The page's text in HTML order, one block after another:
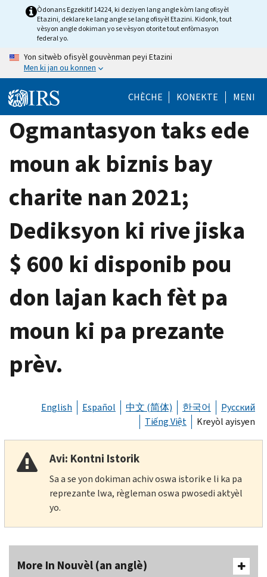
Òdonans Egzekitif 14224, ki deziyen lang angle kòm lang ofisyèl
Etazini, deklare ke lang angle se lang ofisyèl Etazini. Kidonk, tout
vèsyon angle dokiman yo se vèsyon otorite tout enfòmasyon
federal yo.
Yon sitwèb ofisyèl gouvènman peyi Etazini
Men ki jan ou konnen
CHÈCHE KONEKTE MENI
Ogmantasyon taks ede
moun ak biznis bay
charite nan 2021;
Dediksyon ki rive jiska
$ 600 ki disponib pou
don lajan kach fèt pa
moun ki pa prezante
prèv.
English Español 中文 (简体) 한국어
Русский
Tiếng Việt
Kreyòl ayisyen
Avi: Kontni Istorik
Sa a se yon dokiman achiv oswa istorik e li ka pa
reprezante lwa, règleman oswa pwosedi aktyèl
yo.
More In Nouvèl (an anglè)